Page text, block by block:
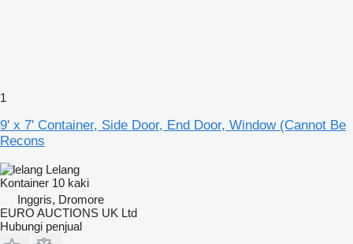
1
9' x 7' Container, Side Door, End Door, Window (Cannot Be
Recons
Lelang
Kontainer 10 kaki
Inggris, Dromore
EURO AUCTIONS UK Ltd
Hubungi penjual